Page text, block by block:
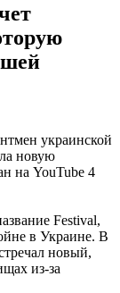
украинской
новую
на YouTube 4
Festival,
в Украине. В
новый,
из-за